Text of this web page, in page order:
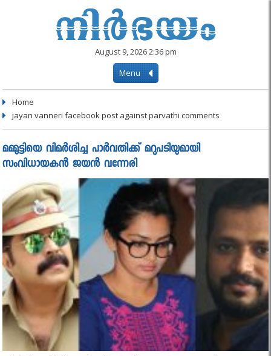
August 9, 2026 2:36 pm
Menu
Home
jayan vanneri facebook post against parvathi comments
മമ്മുട്ടിയെ വിമർശിച്ച പാർവതിക്ക് മറുപടിയുമായി
സംവിധായകൻ ജയന്‍ വന്നേരി